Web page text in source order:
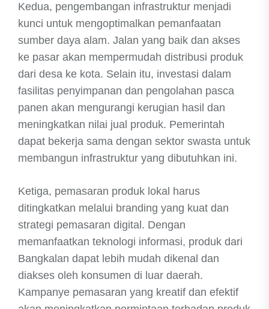
Kedua, pengembangan infrastruktur menjadi
kunci untuk mengoptimalkan pemanfaatan
sumber daya alam. Jalan yang baik dan akses
ke pasar akan mempermudah distribusi produk
dari desa ke kota. Selain itu, investasi dalam
fasilitas penyimpanan dan pengolahan pasca
panen akan mengurangi kerugian hasil dan
meningkatkan nilai jual produk. Pemerintah
dapat bekerja sama dengan sektor swasta untuk
membangun infrastruktur yang dibutuhkan ini.
Ketiga, pemasaran produk lokal harus
ditingkatkan melalui branding yang kuat dan
strategi pemasaran digital. Dengan
memanfaatkan teknologi informasi, produk dari
Bangkalan dapat lebih mudah dikenal dan
diakses oleh konsumen di luar daerah.
Kampanye pemasaran yang kreatif dan efektif